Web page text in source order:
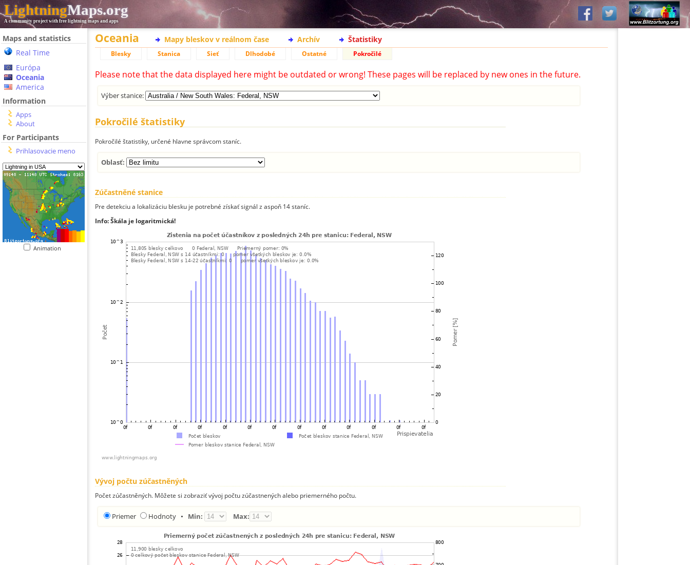
LightningMaps.org
A community project with free lightning maps and apps
Maps and statistics
Real Time
Európa
Oceania
America
Information
Apps
About
For Participants
Prihlasovacie meno
Animation
Oceania Mapy bleskov v reálnom čase Archív Štatistiky
Blesky Stanica Sieť Dlhodobé Ostatné Pokročilé
Please note that the data displayed here might be outdated or wrong! These pages will be replaced by new ones in the future.
Výber stanice:
Pokročilé štatistiky
Pokročilé štatistiky, určené hlavne správcom staníc.
Oblasť:
Zúčastněné stanice
Pre detekciu a lokalizáciu blesku je potrebné získať signál z aspoň 14 staníc.
Info: Škála je logaritmická!
Vývoj počtu zúčastněných
Počet zúčastněných. Môžete si zobraziť vývoj počtu zúčastnených alebo priemerného počtu.
Priemer Hodnoty • Min: Max: